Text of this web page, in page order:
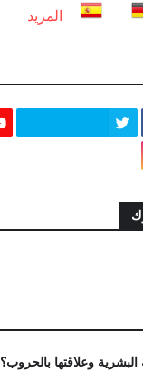
المزيد
البشرية وعلاقتها بالحروب؟